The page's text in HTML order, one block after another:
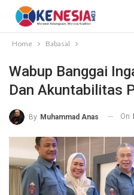
Home Babasal
Wabup Banggai
Dan Akuntabilitas
By Muhammad Anas On